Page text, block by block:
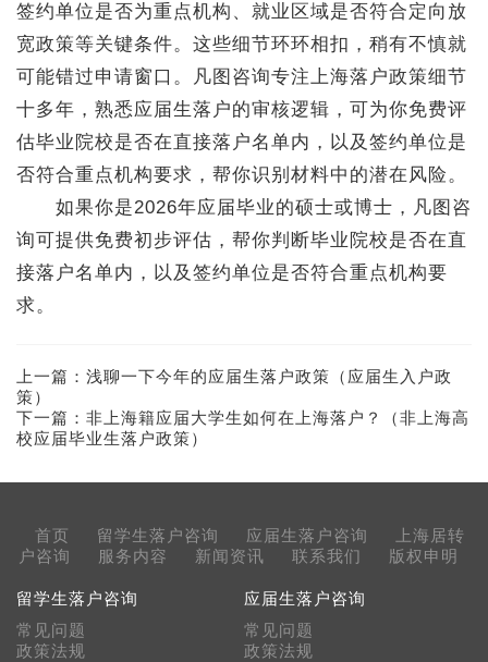
签约单位是否为重点机构、就业区域是否符合定向放
宽政策等关键条件。这些细节环环相扣，稍有不慎就
可能错过申请窗口。凡图咨询专注上海落户政策细节
十多年，熟悉应届生落户的审核逻辑，可为你免费评
估毕业院校是否在直接落户名单内，以及签约单位是
否符合重点机构要求，帮你识别材料中的潜在风险。
如果你是2026年应届毕业的硕士或博士，凡图咨
询可提供免费初步评估，帮你判断毕业院校是否在直
接落户名单内，以及签约单位是否符合重点机构要
求。
上一篇： 浅聊一下今年的应届生落户政策（应届生入户政
策）
下一篇： 非上海籍应届大学生如何在上海落户？（非上海高
校应届毕业生落户政策）
首页 留学生落户咨询 应届生落户咨询
上海居转
户咨询
服务内容 新闻资讯 联系我们 版权申明
留学生落户咨询
常见问题
政策法规
应届生落户咨询
常见问题
政策法规